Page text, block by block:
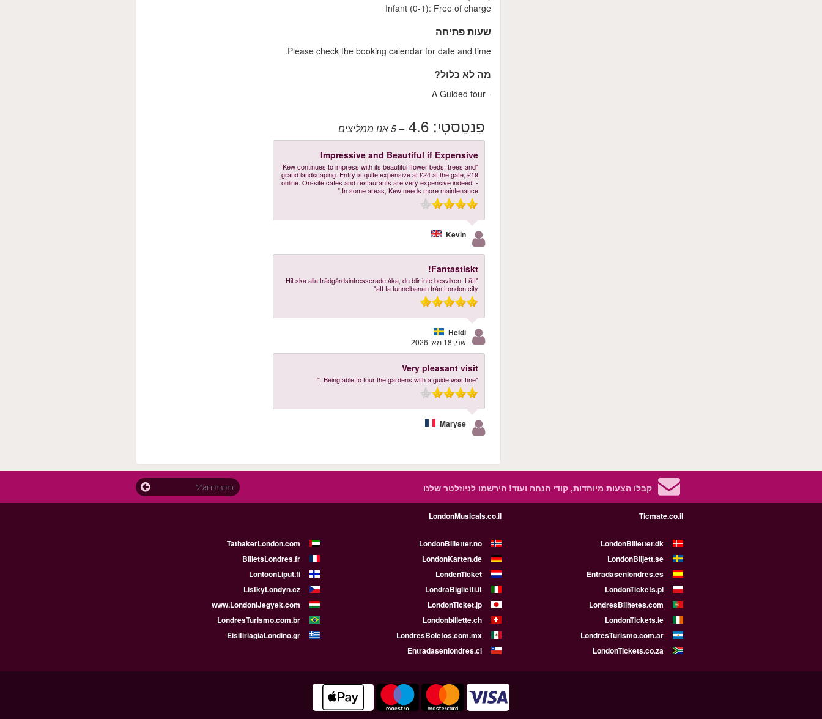
Infant (0-1): Free of charge
שעות פתיחה
Please check the booking calendar for date and time.
מה לא כלול?
- A Guided tour
פַנטַסטִי:4.6
– 5 אנו ממליצים
Impressive and Beautiful if Expensive
"Kew continues to impress with its beautiful flower beds, trees and
grand landscaping. Entry is quite expensive at £24 at the gate, £19
online. On-site cafes and restaurants are very expensive indeed. -
In some areas, Kew needs more maintenance."
Kevin
Fantastiskt!
"Hit ska alla trädgårdsintresserade åka, du blir inte besviken. Lätt
att ta tunnelbanan från London city"
Heidi
שני, 18 מאי 2026
Very pleasant visit
"Being able to tour the gardens with a guide was fine ."
Maryse
קבלו הצעות מיוחדות, קודי הנחה ועוד! הירשמו לניוזלטר שלנו
Ticmate.co.il
LondonMusicals.co.il
LondonBilletter.dk
LondonBilletter.no
TathakerLondon.com
LondonBiljett.se
LondonKarten.de
BilletsLondres.fr
Entradasenlondres.es
LondenTicket
LontoonLiput.fi
LondonTickets.pl
LondraBiglietti.it
ListkyLondyn.cz
LondresBilhetes.com
LondonTicket.jp
www.LondoniJegyek.com
LondonTickets.ie
Londonbillette.ch
LondresTurismo.com.br
LondresTurismo.com.ar
LondresBoletos.com.mx
EisitiriagiaLondino.gr
LondonTickets.co.za
Entradasenlondres.cl